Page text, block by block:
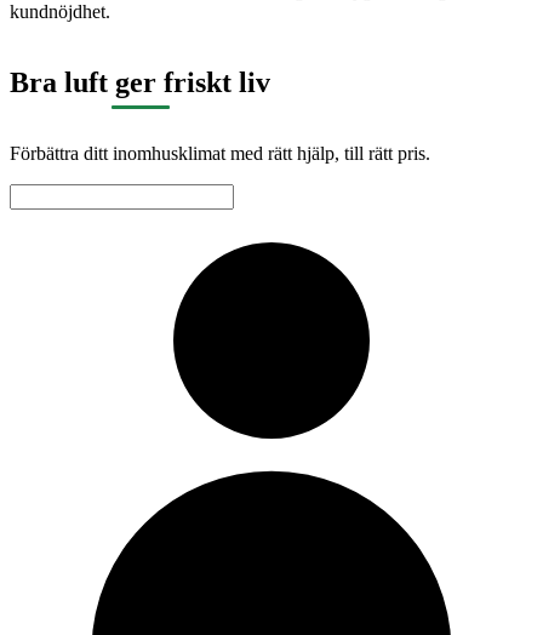
kundnöjdhet.
Bra luft ger friskt liv
Förbättra ditt inomhusklimat med rätt hjälp, till rätt pris.